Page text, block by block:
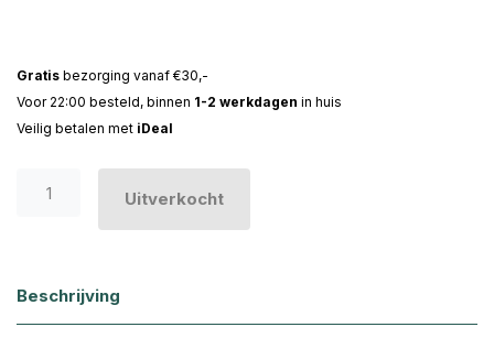
Gratis bezorging vanaf €30,-
Voor 22:00 besteld, binnen 1-2 werkdagen in huis
Veilig betalen met iDeal
Uitverkocht
Beschrijving